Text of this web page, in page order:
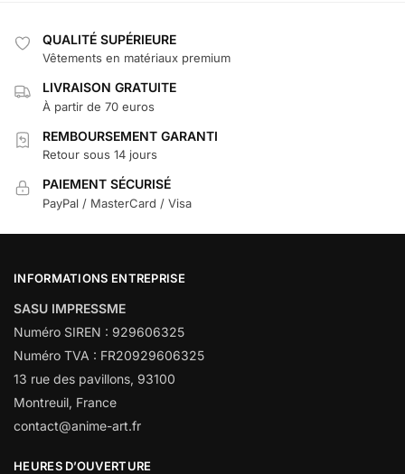
QUALITÉ SUPÉRIEURE
Vêtements en matériaux premium
LIVRAISON GRATUITE
À partir de 70 euros
REMBOURSEMENT GARANTI
Retour sous 14 jours
PAIEMENT SÉCURISÉ
PayPal / MasterCard / Visa
INFORMATIONS ENTREPRISE
SASU IMPRESSME
Numéro SIREN : 929606325
Numéro TVA : FR20929606325
13 rue des pavillons, 93100
Montreuil, France
contact@anime-art.fr
HEURES D’OUVERTURE